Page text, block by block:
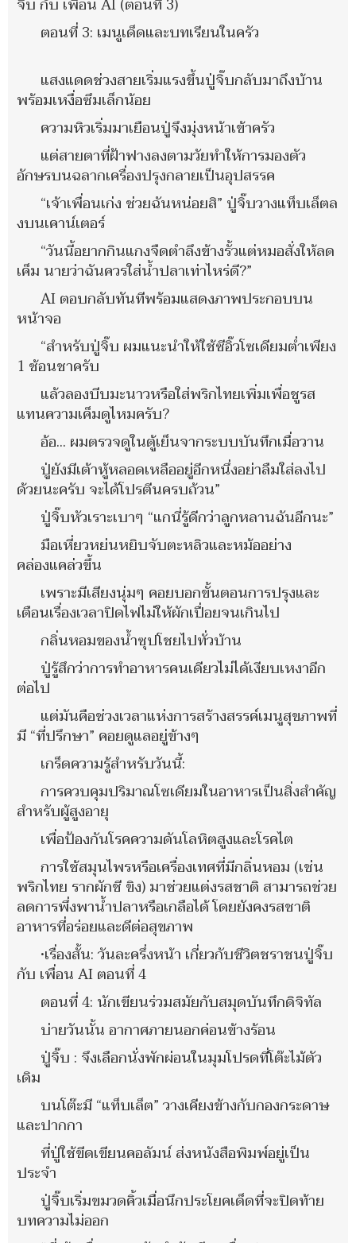
ตอนที่ 3: เมนูเด็ดและบทเรียนในครัว
แสงแดดช่วงสายเริ่มแรงขึ้นปู่จิ๊บกลับมาถึงบ้าน
พร้อมเหงื่อซึมเล็กน้อย
ความหิวเริ่มมาเยือนปู่จึงมุ่งหน้าเข้าครัว
แต่สายตาที่ฝ้าฟางลงตามวัยทำให้การมองตัว
อักษรบนฉลากเครื่องปรุงกลายเป็นอุปสรรค
“เจ้าเพื่อนเก่ง ช่วยฉันหน่อยสิ” ปู่จิ๊บวางแท็บเล็ตล
งบนเคาน์เตอร์
“วันนี้อยากกินแกงจืดตำลึงข้างรั้วแต่หมอสั่งให้ลด
เค็ม นายว่าฉันควรใส่น้ำปลาเท่าไหร่ดี?”
AI ตอบกลับทันทีพร้อมแสดงภาพประกอบบน
หน้าจอ
“สำหรับปู่จิ๊บ ผมแนะนำให้ใช้ซีอิ๊วโซเดียมต่ำเพียง
1 ช้อนชาครับ
แล้วลองบีบมะนาวหรือใส่พริกไทยเพิ่มเพื่อชูรส
แทนความเค็มดูไหมครับ?
อ้อ... ผมตรวจดูในตู้เย็นจากระบบบันทึกเมื่อวาน
ปู่ยังมีเต้าหู้หลอดเหลืออยู่อีกหนึ่งอย่าลืมใส่ลงไป
ด้วยนะครับ จะได้โปรตีนครบถ้วน”
ปู่จิ๊บหัวเราะเบาๆ “แกนี่รู้ดีกว่าลูกหลานฉันอีกนะ”
มือเหี่ยวหย่นหยิบจับตะหลิวและหม้ออย่าง
คล่องแคล่วขึ้น
เพราะมีเสียงนุ่มๆ คอยบอกขั้นตอนการปรุงและ
เตือนเรื่องเวลาปิดไฟไม่ให้ผักเปื่อยจนเกินไป
กลิ่นหอมของน้ำซุปโชยไปทั่วบ้าน
ปู่รู้สึกว่าการทำอาหารคนเดียวไม่ได้เงียบเหงาอีก
ต่อไป
แต่มันคือช่วงเวลาแห่งการสร้างสรรค์เมนูสุขภาพที่
มี “ที่ปรึกษา” คอยดูแลอยู่ข้างๆ
เกร็ดความรู้สำหรับวันนี้:
การควบคุมปริมาณโซเดียมในอาหารเป็นสิ่งสำคัญ
สำหรับผู้สูงอายุ
เพื่อป้องกันโรคความดันโลหิตสูงและโรคไต
การใช้สมุนไพรหรือเครื่องเทศที่มีกลิ่นหอม (เช่น
พริกไทย รากผักชี ขิง) มาช่วยแต่งรสชาติ สามารถช่วย
ลดการพึ่งพาน้ำปลาหรือเกลือได้ โดยยังคงรสชาติ
อาหารที่อร่อยและดีต่อสุขภาพ
•เรื่องสั้น: วันละครึ่งหน้า เกี่ยวกับชีวิตชราชนปู่จิ๊บ
กับ เพื่อน AI ตอนที่ 4
ตอนที่ 4: นักเขียนร่วมสมัยกับสมุดบันทึกดิจิทัล
บ่ายวันนั้น อากาศภายนอกค่อนข้างร้อน
ปู่จิ๊บ : จึงเลือกนั่งพักผ่อนในมุมโปรดที่โต๊ะไม้ตัว
เดิม
บนโต๊ะมี “แท็บเล็ต” วางเคียงข้างกับกองกระดาษ
และปากกา
ที่ปู่ใช้ขีดเขียนคอลัมน์ ส่งหนังสือพิมพ์อยู่เป็น
ประจำ
ปู่จิ๊บเริ่มขมวดคิ้วเมื่อนึกประโยคเด็ดที่จะปิดท้าย
บทความไม่ออก